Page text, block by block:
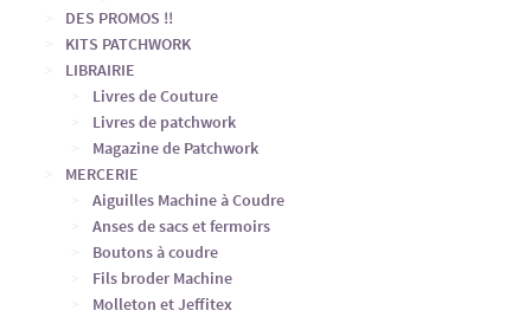
DES PROMOS !!
KITS PATCHWORK
LIBRAIRIE
Livres de Couture
Livres de patchwork
Magazine de Patchwork
MERCERIE
Aiguilles Machine à Coudre
Anses de sacs et fermoirs
Boutons à coudre
Fils broder Machine
Molleton et Jeffitex